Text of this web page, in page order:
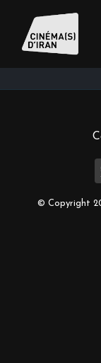
Inscrivez-vous
© Copyright